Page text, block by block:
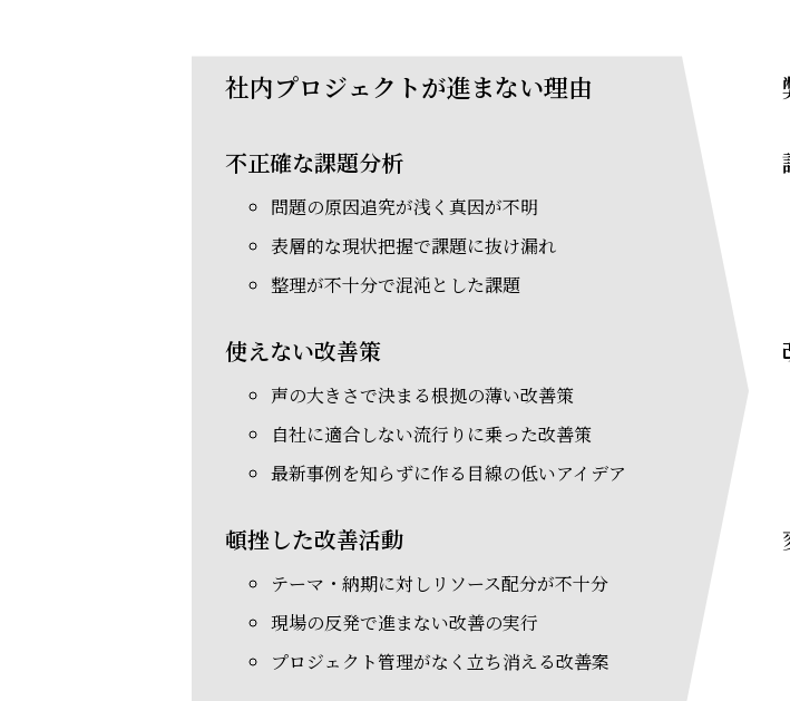
社内プロジェクトが進まない理由
不正確な課題分析
問題の原因追究が浅く真因が不明
表層的な現状把握で課題に抜け漏れ
整理が不十分で混沌とした課題
使えない改善策
声の大きさで決まる根拠の薄い改善策
自社に適合しない流行りに乗った改善策
最新事例を知らずに作る目線の低いアイデア
頓挫した改善活動
テーマ・納期に対しリソース配分が不十分
現場の反発で進まない改善の実行
プロジェクト管理がなく立ち消える改善案